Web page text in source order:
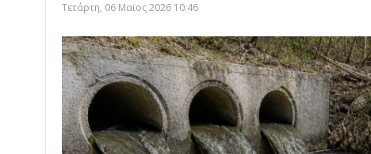
Τετάρτη, 06 Μαϊος 2026 10:46